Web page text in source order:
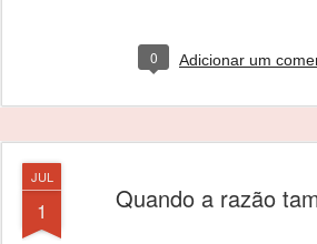
0 Adicionar um
JUL
1 Quando a razão